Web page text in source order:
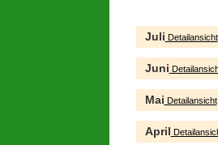
Juli Detailansicht
Juni
Mai Detailansicht
April